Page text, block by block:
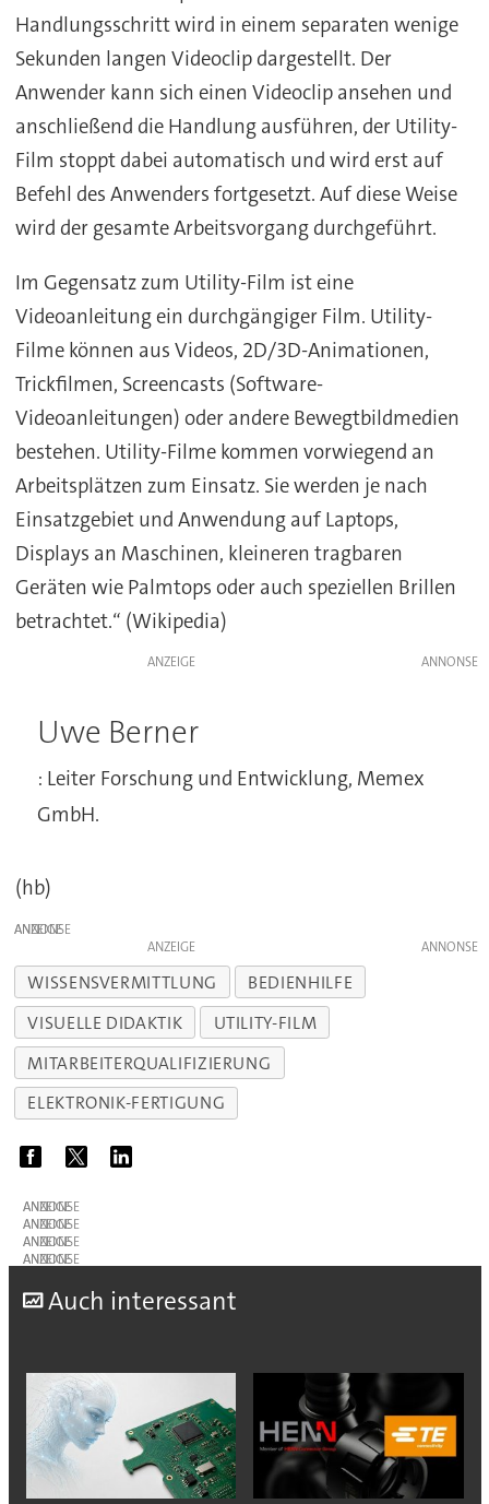
Handlungsschritt wird in einem separaten wenige
Sekunden langen Videoclip dargestellt. Der
Anwender kann sich einen Videoclip ansehen und
anschließend die Handlung ausführen, der Utility-
Film stoppt dabei automatisch und wird erst auf
Befehl des Anwenders fortgesetzt. Auf diese Weise
wird der gesamte Arbeitsvorgang durchgeführt.
Im Gegensatz zum Utility-Film ist eine
Videoanleitung ein durchgängiger Film. Utility-
Filme können aus Videos, 2D/3D-Animationen,
Trickfilmen, Screencasts (Software-
Videoanleitungen) oder andere Bewegtbildmedien
bestehen. Utility-Filme kommen vorwiegend an
Arbeitsplätzen zum Einsatz. Sie werden je nach
Einsatzgebiet und Anwendung auf Laptops,
Displays an Maschinen, kleineren tragbaren
Geräten wie Palmtops oder auch speziellen Brillen
betrachtet.“ (Wikipedia)
ANZEIGE
Uwe Berner
: Leiter Forschung und Entwicklung, Memex
GmbH.
(hb)
ANZEIGE
ANZEIGE
WISSENSVERMITTLUNG
BEDIENHILFE
VISUELLE DIDAKTIK
UTILITY-FILM
MITARBEITERQUALIFIZIERUNG
ELEKTRONIK-FERTIGUNG
ANZEIGE
ANZEIGE
ANZEIGE
ANZEIGE
Auch interessant